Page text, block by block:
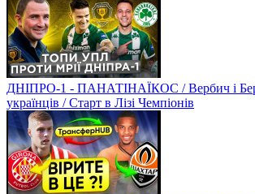
ДНІПРО-1 - ПАНАТІНАЇКОС / Вербич і
українців / Старт в Лізі Чемпіонів